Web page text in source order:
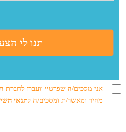
אני מסכים/ה שפרטיי יועברו לחברת
מחיר ומאשר/ת ומסכים/ה לתנאי